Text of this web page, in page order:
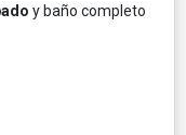
y baño completo